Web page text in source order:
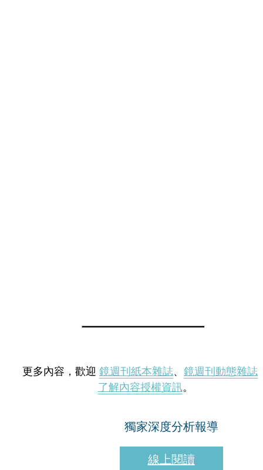
更多內容，歡迎 鏡週刊紙本雜誌、 鏡週刊動態雜誌
了解內容授權資訊。
獨家深度分析報導
線上閱讀